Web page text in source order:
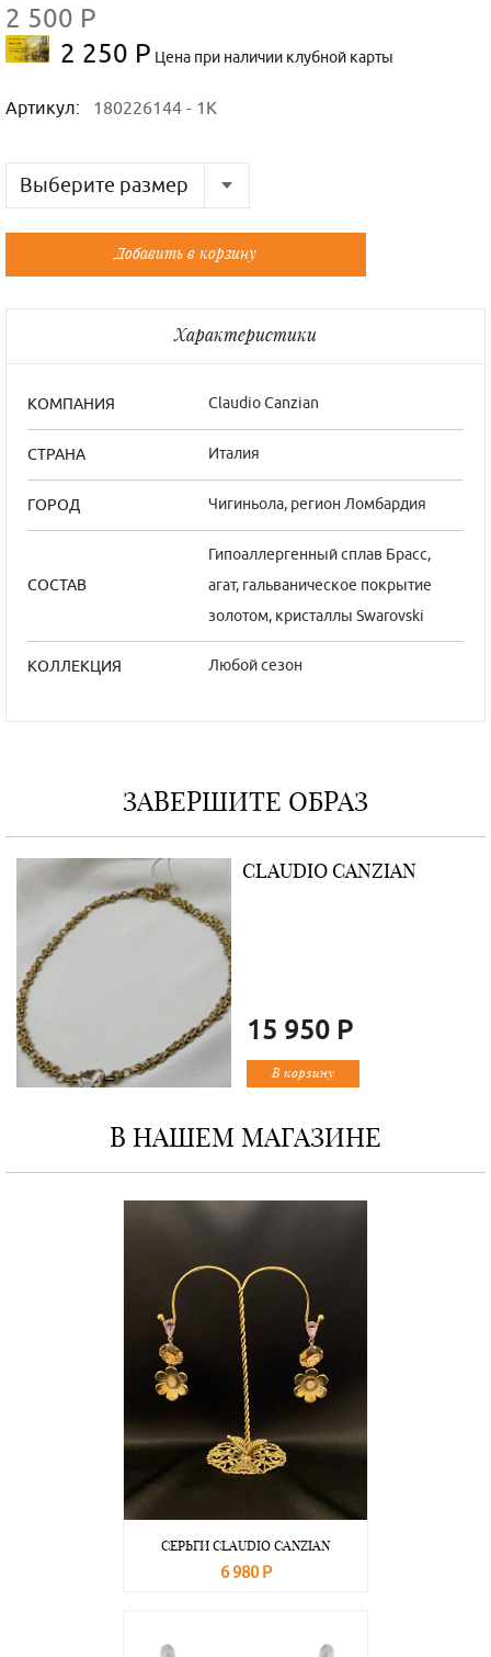
2 500 Р
2 250 Р Цена при наличии клубной карты
Артикул: 180226144 - 1K
Выберите размер
Русский
Французский
Универсальный
Универсальный
Универсальный
Универсальный
Добавить в корзину
Характеристики
КОМПАНИЯ Claudio Canzian
СТРАНА Италия
ГОРОД Чигиньола, регион Ломбардия
СОСТАВ
Гипоаллергенный сплав Брасс,
агат, гальваническое покрытие
золотом, кристаллы Swarovski
КОЛЛЕКЦИЯ Любой сезон
ЗАВЕРШИТЕ ОБРАЗ
CLAUDIO CANZIAN
15 950 Р
В корзину
В НАШЕМ МАГАЗИНЕ
СЕРЬГИ CLAUDIO CANZIAN
6 980 Р